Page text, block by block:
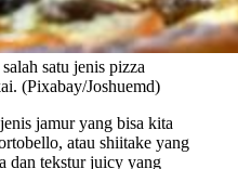
satu jenis pizza
(Pixabay/Joshuemd)
jamur yang bisa kita
atau shiitake yang
dan tekstur juicy yang